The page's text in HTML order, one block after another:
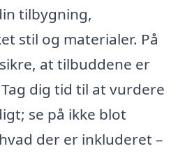
tilbygning,
stil og materialer. På
at tilbuddene er
dig tid til at vurdere
se på ikke blot
der er inkluderet –